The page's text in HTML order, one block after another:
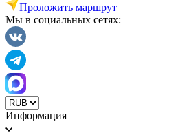
Проложить маршрут
Мы в социальных сетях:
Информация